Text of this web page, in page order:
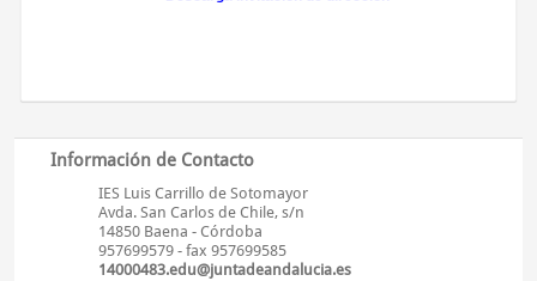
Información de Contacto
IES Luis Carrillo de Sotomayor
Avda. San Carlos de Chile, s/n
14850 Baena - Córdoba
957699579 - fax 957699585
14000483.edu@juntadeandalucia.es